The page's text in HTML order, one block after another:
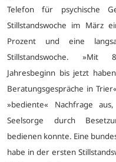
Telefon für psychische
Stillstandswoche im März
Prozent und eine
Stillstandswoche. »Mit
Jahresbeginn bis jetzt
Beratungsgespräche in
»bediente« Nachfrage
Seelsorge durch
bedienen konnte. Eine
habe in der ersten